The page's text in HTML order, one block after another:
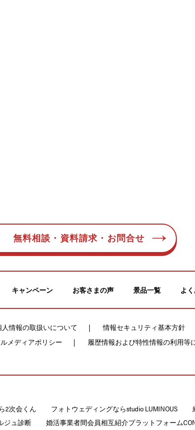
無料相談・資料請求・お問合せ
キャンペーン お客さまの声 景品一覧 よ
人情報の取扱いについて 情報セキュリティ基本方針
メディアポリシー 履歴情報および特性情報の利用等
2次会くん フォトウェディングならstudio LUMINOUS
ジュ診断 婚活事業者間会員相互紹介プラットフォーム